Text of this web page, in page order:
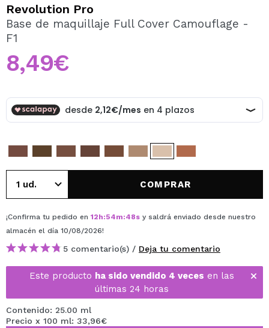
Al crear una cuenta en Maquillalia.com podrás realizar
tus compras rápidamente, revisar el estado de tus
Revolution Pro
Base de maquillaje Full Cover Camouflage -
F1
8,49€
COMPRAR
¡Confirma tu pedido en 12h:54m:48s y saldrá enviado desde nuestro
almacén el día 10/08/2026!
5 comentario(s) / Deja tu comentario
Este producto ha sido vendido 4 veces en las
últimas 24 horas
Contenido: 25.00 ml
Precio x 100 ml: 33,96€